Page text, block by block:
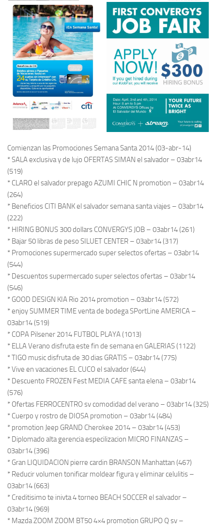
Comienzan las Promociones Semana Santa 2014 (03-abr-14)
* SALA exclusiva y de lujo OFERTAS SIMAN el salvador – 03abr14
(519)
* CLARO el salvador prepago AZUMI CHIC N promotion – 03abr14
(264)
* Beneficios CITI BANK el salvador semana santa viajes – 03abr14
(222)
* HIRING BONUS 300 dollars CONVERGYS JOB – 03abr14 (261)
* Bajar 50 libras de peso SILUET CENTER – 03abr14 (317)
* Promociones supermercado super selectos ofertas – 03abr14
(544)
* Descuentos supermercado super selectos ofertas – 03abr14
(546)
* GOOD DESIGN KIA Rio 2014 promotion – 03abr14 (572)
* enjoy SUMMER TIME venta de bodega SPortLine AMERICA –
03abr14 (519)
* COPA Pilsener 2014 FUTBOL PLAYA (1013)
* ELLA Verano disfruta este fin de semana en GALERIAS (1122)
* TIGO music disfruta de 30 dias GRATIS – 03abr14 (775)
* Vive en vacaciones EL CUCO el salvador (644)
* Descuento FROZEN Fest MEDIA CAFE santa elena – 03abr14
(576)
* Ofertas FERROCENTRO sv comodidad del verano – 03abr14 (325)
* Cuerpo y rostro de DIOSA promotion – 03abr14 (484)
* promotion Jeep GRAND Cherokee 2014 – 03abr14 (453)
* Diplomado alta gerencia especilizacion MICRO FINANZAS –
03abr14 (396)
* Gran LIQUIDACION pierre cardin BRANSON Manhattan (467)
* Reducir volumen tonificar moldear figura y eliminar celulitis –
03abr14 (663)
* Creditisimo te inivta 4 torneo BEACH SOCCER el salvador –
03abr14 (969)
* Mazda ZOOM ZOOM BT50 4×4 promotion GRUPO Q sv –